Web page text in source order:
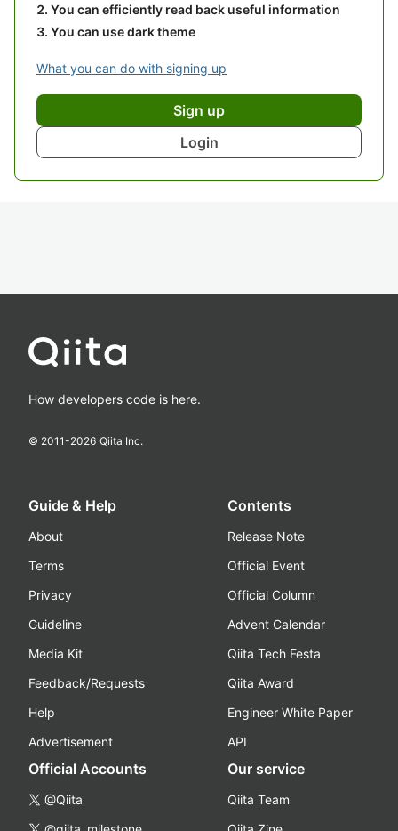
You can efficiently read back useful information
You can use dark theme
What you can do with signing up
Sign up
Login
How developers code is here.
© 2011-2026 Qiita Inc.
Guide & Help
About
Terms
Privacy
Guideline
Media Kit
Feedback/Requests
Help
Advertisement
Contents
Release Note
Official Event
Official Column
Advent Calendar
Qiita Tech Festa
Qiita Award
Engineer White Paper
API
Official Accounts
@Qiita
Our service
Qiita Team